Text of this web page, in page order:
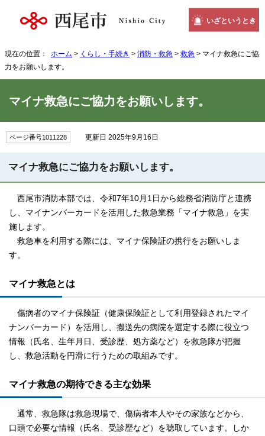
いざというとき
現在の位置： ホーム > くらし・手続き > 消防・救急 > 救急 > マイナ救急にご協
力をお願いします。
マイナ救急にご協力をお願いします。
ページ番号1011228 更新日 2025年9月16日
マイナ救急にご協力をお願いします。
西尾市消防本部では、令和7年10月1日から総務省消防庁と連携
し、マイナンバーカードを活用した救急業務「マイナ救急」を実
施します。
救急車を利用する際には、マイナ保険証の携行をお願いしま
す。
マイナ救急とは
傷病者のマイナ保険証（健康保険証として利用登録されたマイ
ナンバーカード）を活用し、搬送先の病院を選定する際に役立つ
情報（氏名、生年月日、受診歴、処方薬など）を救急隊が把握
し、救急活動を円滑に行うための取組みです。
マイナ救急の期待できる主な効果
通常、救急隊は救急現場で、傷病者本人やその家族などから、
口頭で必要な情報（氏名、受診歴など）を聴取しています。しか